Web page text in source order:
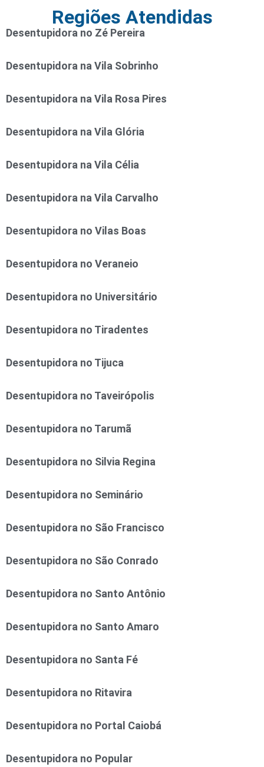
Regiões Atendidas
Desentupidora no Zé Pereira
Desentupidora na Vila Sobrinho
Desentupidora na Vila Rosa Pires
Desentupidora na Vila Glória
Desentupidora na Vila Célia
Desentupidora na Vila Carvalho
Desentupidora no Vilas Boas
Desentupidora no Veraneio
Desentupidora no Universitário
Desentupidora no Tiradentes
Desentupidora no Tijuca
Desentupidora no Taveirópolis
Desentupidora no Tarumã
Desentupidora no Silvia Regina
Desentupidora no Seminário
Desentupidora no São Francisco
Desentupidora no São Conrado
Desentupidora no Santo Antônio
Desentupidora no Santo Amaro
Desentupidora no Santa Fé
Desentupidora no Ritavira
Desentupidora no Portal Caiobá
Desentupidora no Popular